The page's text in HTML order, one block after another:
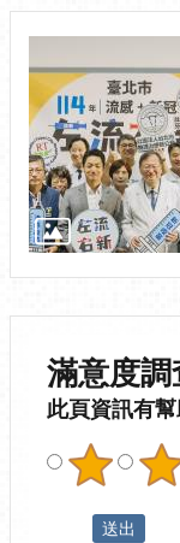
滿意度調
此頁資訊有